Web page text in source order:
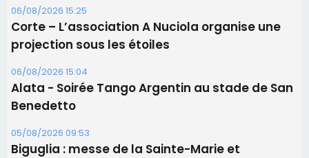
05/08/2026 09:53
Biguglia : messe de la Sainte-Marie et
procession le 14 août
31/07/2026 08:24
Tennis - Début ce week-end du tournoi du
RCPV
31/07/2026 08:22
82ème anniversaire de la disparition du